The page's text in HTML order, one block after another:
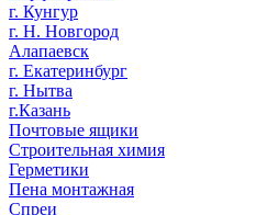
г. Кунгур
г. Н. Новгород
Алапаевск
г. Екатеринбург
г. Нытва
г.Казань
Почтовые ящики
Строительная химия
Герметики
Пена монтажная
Спреи